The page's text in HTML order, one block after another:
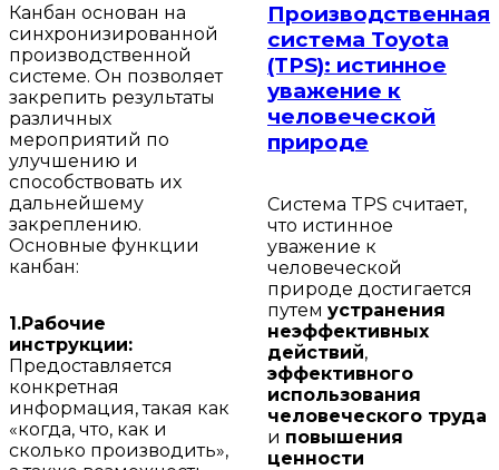
Канбан основан на
синхронизированной
производственной
системе. Он позволяет
закрепить результаты
различных
мероприятий по
улучшению и
способствовать их
дальнейшему
закреплению.
Основные функции
канбан:
1.Рабочие
инструкции:
Предоставляется
конкретная
информация, такая как
«когда, что, как и
сколько производить»,
Производственная
система Toyota
(TPS): истинное
уважение к
человеческой
природе
Система TPS считает,
что истинное
уважение к
человеческой
природе достигается
путем устранения
неэффективных
действий,
эффективного
использования
человеческого труда
и повышения
ценности